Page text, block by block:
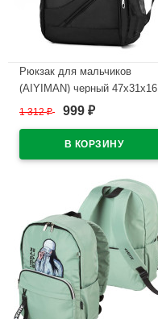
Рюкзак для мальчиков
(AIYIMAN) черный 47х31х16
см арт.CC423_7538-1
1 312₽ 999 ₽